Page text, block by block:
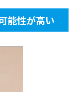
能性が高い